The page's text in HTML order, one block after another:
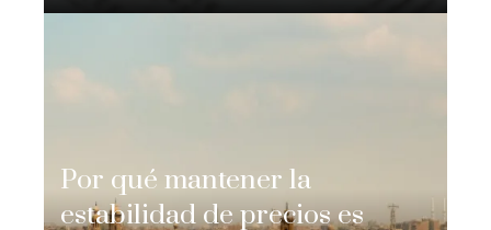
Por qué mantener la
estabilidad de precios es